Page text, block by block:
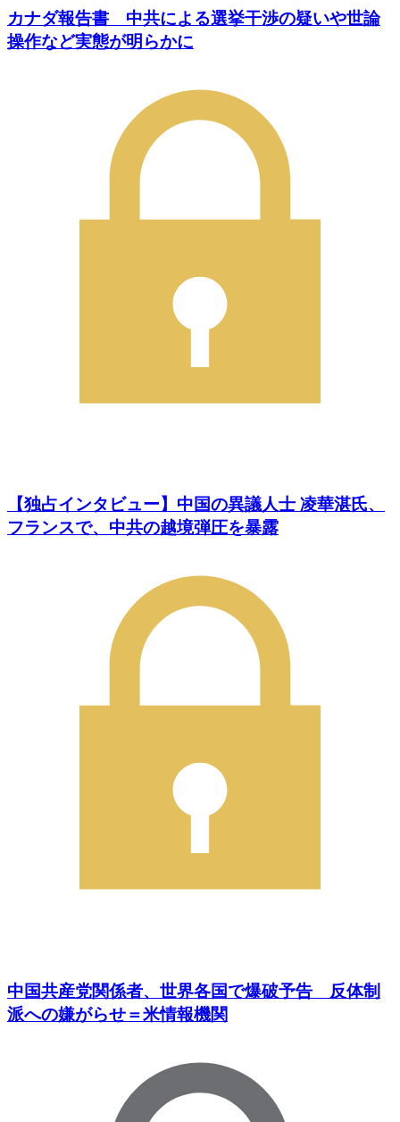
カナダ報告書 中共による選挙干渉の疑いや世論
操作など実態が明らかに
【独占インタビュー】中国の異議人士 凌華湛氏、
フランスで、中共の越境弾圧を暴露
中国共産党関係者、世界各国で爆破予告 反体制
派への嫌がらせ＝米情報機関